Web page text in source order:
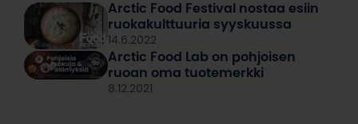
Arctic Food Festival nostaa esiin
ruokakult­tuuria syyskuussa
14.6.2022
Arctic Food Lab on pohjoisen
ruoan oma tuotemerkki
8.12.2021